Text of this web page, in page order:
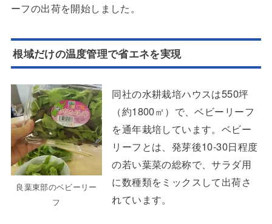
ーフの出荷を開始しました。
根域だけの温度管理で省エネを実現
良葉東部のベビーリー
フ
同社の水耕栽培ハウスは550坪
（約1800㎡）で、ベビーリーフ
を通年栽培しています。ベビー
リーフとは、発芽後10-30日程度
の若い葉菜の総称で、サラダ用
に数種類をミックスして出荷さ
れています。